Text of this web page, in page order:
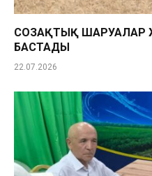
СОЗАҚТЫҚ ШАРУАЛАР
БАСТАДЫ
22.07.2026